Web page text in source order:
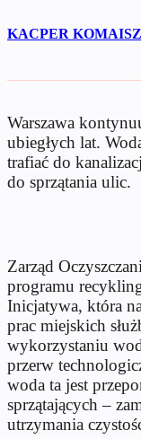
KACPER
Warszawa
ubiegłych lat.
trafiać do
do sprzątania ulic.
Zarząd
programu
Inicjatywa, która
prac miejskich
wykorzystaniu
przerw
woda ta jest
sprzątających –
utrzymania